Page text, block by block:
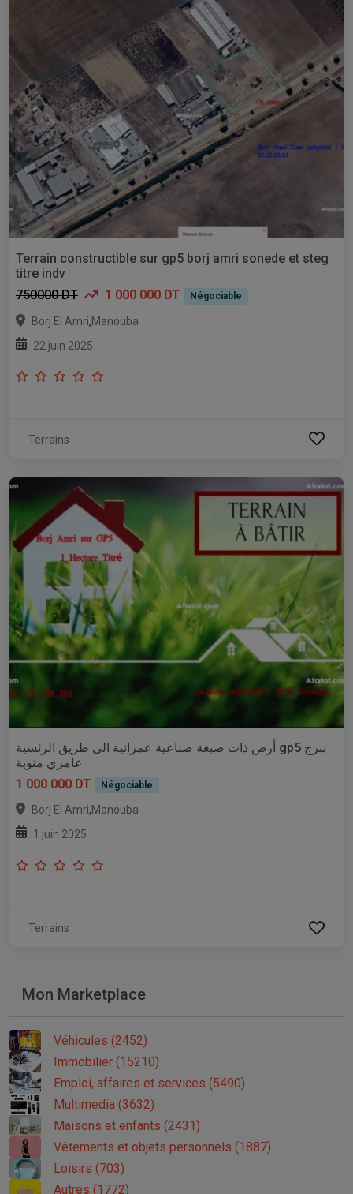
Terrain constructible sur gp5 borj amri sonede et steg
titre indv
750000 DT
1 000 000 DT Négociable
Borj El Amri,Manouba
22 juin 2025
Terrains
أرض ذات صبغة صناعية عمرانية الى طريق الرئسية gp5 ببرج
عامري منوبة
1 000 000 DT
Négociable
Borj El Amri,Manouba
1 juin 2025
Terrains
Mon Marketplace
Véhicules (2452)
Immobilier (15210)
Emploi, affaires et services (5490)
Multimedia (3632)
Maisons et enfants (2431)
Vêtements et objets personnels (1887)
Loisirs (703)
Autres (1772)